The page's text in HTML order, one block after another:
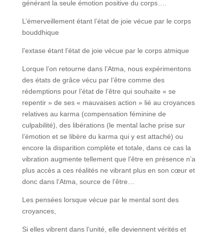
générant la seule émotion positive du corps….
L’émerveillement étant l’état de joie vécue par le corps
bouddhique
l’extase étant l’état de joie vécue par le corps atmique
Lorque l’on retourne dans l’Atma, nous expérimentons
des états de grâce vécu par l’être comme des
rédemptions pour l’état de l’être qui souhaite « se
repentir » de ses « mauvaises action » lié au croyances
relatives au karma (compensation féminine de
culpabilité), des libérations (le mental lache prise sur
l’émotion et se libère du karma qui y est attaché) ou
encore la disparition complète et totale, dans ce cas la
vibration augmente tellement que l’être en présence n’a
plus accès a ces réalités ne vibrant plus en son cœur et
donc dans l’Atma, source de l’être…
Les pensées lorsque vécue par le mental sont des
croyances,
Si elles vibrent dans l’unité, elle deviennent vérités et